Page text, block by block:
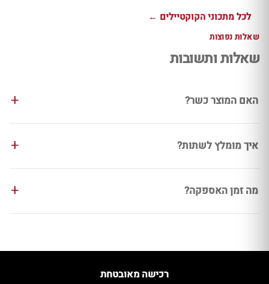
לכל מתכוני הקוקטיילים ←
שאלות נפוצות
שאלות ותשובות
האם המוצר כשר?
איך מומלץ לשתות?
מה זמן האספקה?
רכישה מאובטחת